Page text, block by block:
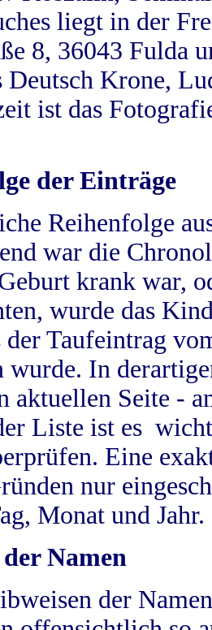
liegt in der
8, 36043 Fulda
Deutsch Krone,
ist das
der Einträge
Reihenfolge
war die
krank war,
wurde das
der Taufeintrag
wurde. In
aktuellen Seite -
Liste ist es
Eine
nur
Monat und Jahr.
Namen
der